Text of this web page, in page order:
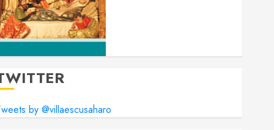
by @villaescusaharo